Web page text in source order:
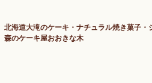
北海道大滝のケーキ・ナチュラル焼き菓子・
森のケーキ屋おおきな木